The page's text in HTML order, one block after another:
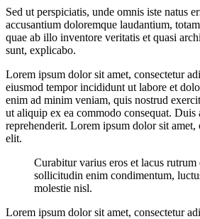
Sed ut perspiciatis, unde omnis iste natus
accusantium doloremque laudantium,
quae ab illo inventore veritatis et quasi
sunt, explicabo.
Lorem ipsum dolor sit amet, consectetur
eiusmod tempor incididunt ut labore et
enim ad minim veniam, quis nostrud
ut aliquip ex ea commodo consequat. Duis
reprehenderit. Lorem ipsum dolor sit amet,
elit.
Curabitur varius eros et lacus rutrum
sollicitudin enim condimentum,
molestie nisl.
Lorem ipsum dolor sit amet, consectetur